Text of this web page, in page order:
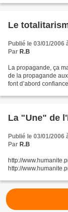
Le
Publié le 03/01/2006
Par R.B
La propagande, ça
de la propagande
font d’abord
La "Une" de
Publié le 03/01/2006
Par R.B
http://
http://